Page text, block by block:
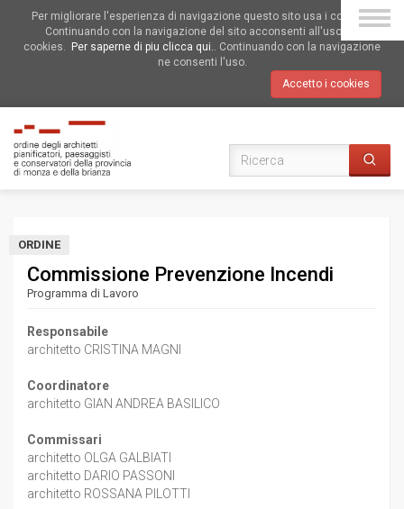
Per migliorare l'esperienza di navigazione questo sito usa i cookies.
Continuando con la navigazione del sito acconsenti all'uso dei
cookies.
Per saperne di piu clicca qui.. Continuando con la navigazione
ne consenti l'uso.
Accetto i cookies
ORDINE
Commissione Prevenzione Incendi
Programma di Lavoro
Responsabile
architetto CRISTINA MAGNI
Coordinatore
architetto GIAN ANDREA BASILICO
Commissari
architetto OLGA GALBIATI
architetto DARIO PASSONI
architetto ROSSANA PILOTTI